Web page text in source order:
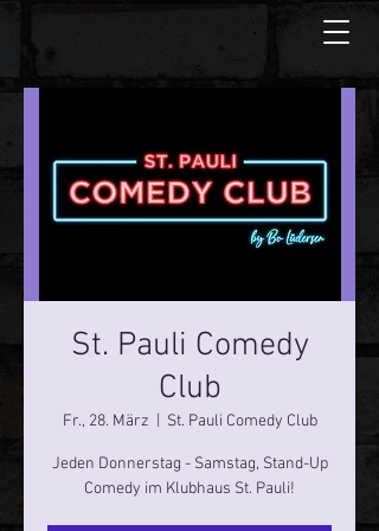
St. Pauli Comedy
Club
Fr., 28. März St. Pauli Comedy Club
Jeden Donnerstag - Samstag, Stand-Up
Comedy im Klubhaus St. Pauli!